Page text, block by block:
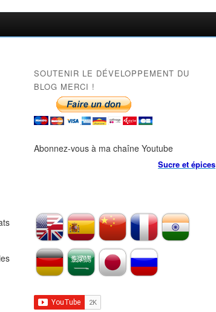
SOUTENIR LE DÉVELOPPEMENT DU
BLOG MERCI !
Abonnez-vous à ma chaîne Youtube
Sucre et épices